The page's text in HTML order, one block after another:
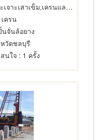
ม,เครนและปั้นจั่น,การตอกเสาเข็ม
ครน
นจั่นล้อยาง
หวัดชลบุรี
สนใจ : 1 ครั้ง